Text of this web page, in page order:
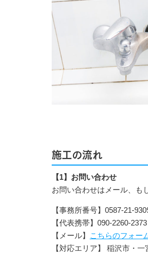
施工の流れ
【1】お問い合わせ
お問い合わせはメール、も
【事務所番号】0587-21-
【代表携帯】090-2260-2373
【メール】
こちらのフォ
【対応エリア】 稲沢市・